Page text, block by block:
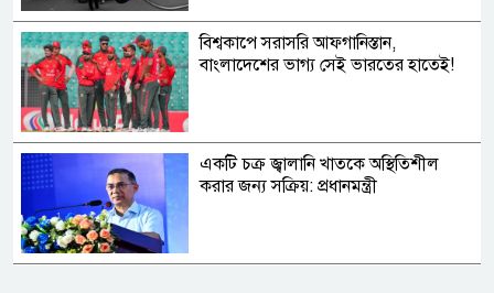
বিশ্বকাপে সরাসরি আফগানিস্তান,
বাংলাদেশের ভাগ্য সেই ভারতের হাতেই!
একটি চক্র জ্বালানি খাতকে অস্থিতিশীল
করার জন্য সক্রিয়: প্রধানমন্ত্রী